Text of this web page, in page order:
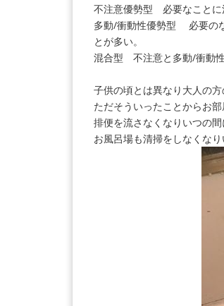
不注意優勢型 必要なことに
多動/衝動性優勢型 必要の
とが多い。
混合型 不注意と多動/衝動性
子供の頃とは異なり大人の
ただそういったことからお
排便を流さなくなりいつの
お風呂場も清掃をしなくな